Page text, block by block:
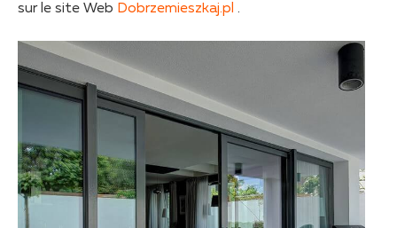
sur le site Web Dobrzemieszkaj.pl .